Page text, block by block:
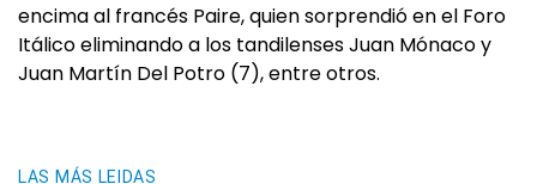
encima al francés Paire, quien sorprendió en el Foro
Itálico eliminando a los tandilenses Juan Mónaco y
Juan Martín Del Potro (7), entre otros.
LAS MÁS LEIDAS